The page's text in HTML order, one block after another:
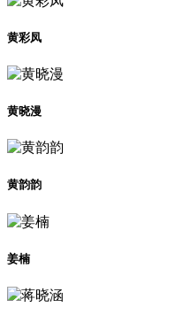
黄彩凤
黄晓漫
黄韵韵
姜楠